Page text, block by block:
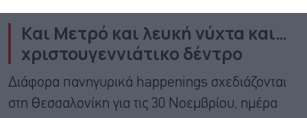
Και Μετρό και λευκή νύχτα και…
χριστουγεννιάτικο δέντρο
Διάφορα πανηγυρικά happenings σχεδιάζονται
στη Θεσσαλονίκη για τις 30 Νοεμβρίου, ημέρα